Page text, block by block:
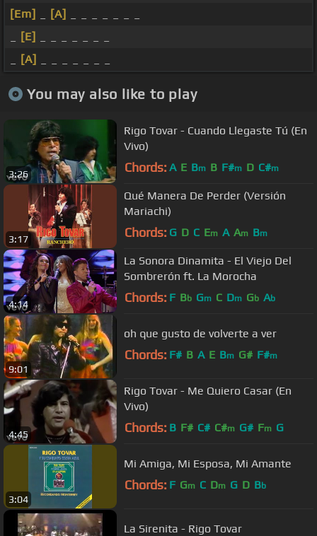
[Em]
[A]
[E]
[A]
You may also like to play
3:26
Rigo Tovar - Cuando Llegaste Tú (En
Vivo)
Chords: A E Bm B F#m D C#m
3:17
Qué Manera De Perder (Versión
Mariachi)
Chords: G D C Em A Am Bm
4:14
La Sonora Dinamita - El Viejo Del
Sombrerón ft. La Morocha
Chords: F Bb Gm C Dm Gb Ab
9:01
oh que gusto de volverte a ver
Chords: F# B A E Bm G# F#m
4:45
Rigo Tovar - Me Quiero Casar (En
Vivo)
Chords: B F# C# C#m G# Fm G
3:04
Mi Amiga, Mi Esposa, Mi Amante
Chords: F Gm C Dm G D Bb
La Sirenita - Rigo Tovar